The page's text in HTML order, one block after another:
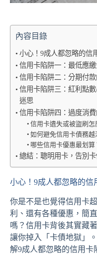
內容目錄
小心！9成人都忽略的信
信用卡陷阱一：最低應
信用卡陷阱二：分期付
信用卡陷阱三：紅利點
迷思
信用卡陷阱四：過度消
信用卡遺失或被盜刷怎
如何避免信用卡債務越
哪些信用卡優惠最划算
總結：聰明用卡，告別
小心！9成人都忽略的信
你是不是也覺得信用卡
利、還有各種優惠，簡
嗎？信用卡背後其實藏
讓你掉入「卡債地獄」
解9成人都忽略的信用卡